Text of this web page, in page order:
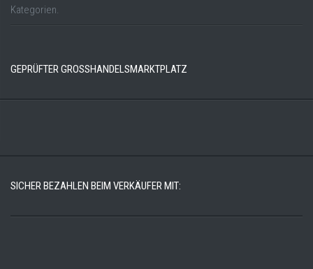
Kategorien.
GEPRÜFTER GROSSHANDELSMARKTPLATZ
SICHER BEZAHLEN BEIM VERKÄUFER MIT: